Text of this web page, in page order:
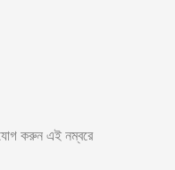
করুন এই নম্বরে